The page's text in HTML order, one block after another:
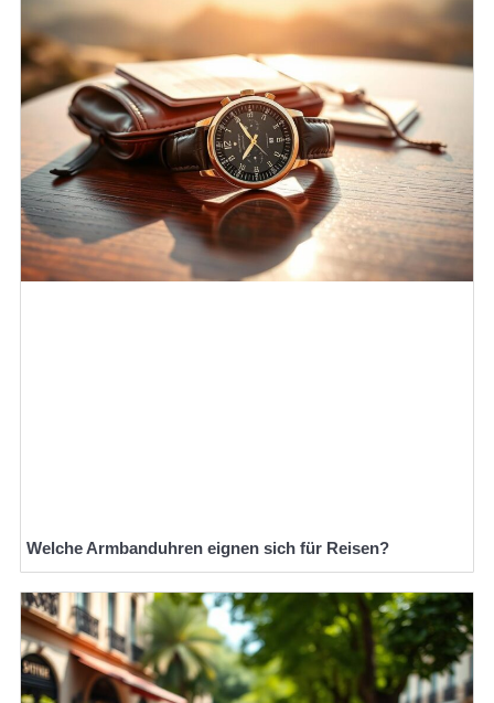
Welche Armbanduhren eignen sich für Reisen?